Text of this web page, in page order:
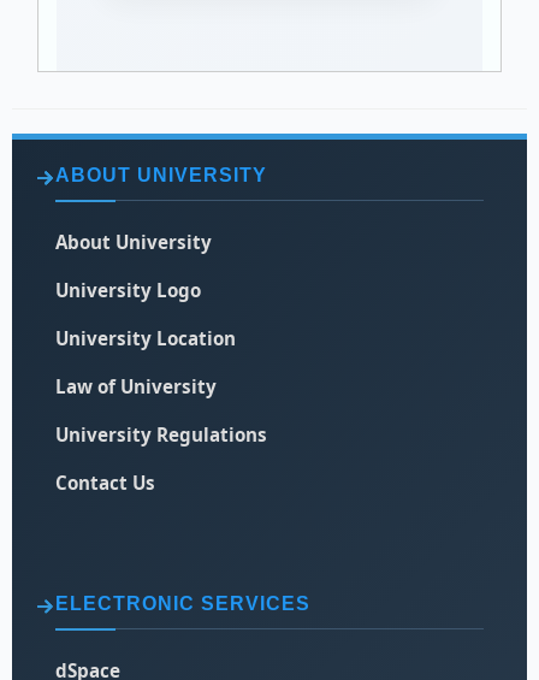
ABOUT UNIVERSITY
About University
University Logo
University Location
Law of University
University Regulations
Contact Us
ELECTRONIC SERVICES
dSpace